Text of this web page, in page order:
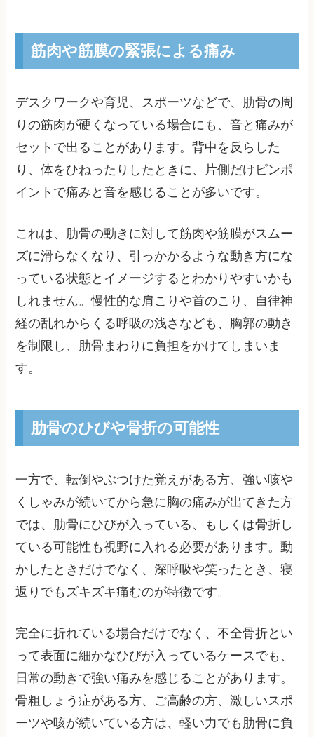
筋肉や筋膜の緊張による痛み
デスクワークや育児、スポーツなどで、肋骨の周
りの筋肉が硬くなっている場合にも、音と痛みが
セットで出ることがあります。背中を反らした
り、体をひねったりしたときに、片側だけピンポ
イントで痛みと音を感じることが多いです。
これは、肋骨の動きに対して筋肉や筋膜がスムー
ズに滑らなくなり、引っかかるような動き方にな
っている状態とイメージするとわかりやすいかも
しれません。慢性的な肩こりや首のこり、自律神
経の乱れからくる呼吸の浅さなども、胸郭の動き
を制限し、肋骨まわりに負担をかけてしまいま
す。
肋骨のひびや骨折の可能性
一方で、転倒やぶつけた覚えがある方、強い咳や
くしゃみが続いてから急に胸の痛みが出てきた方
では、肋骨にひびが入っている、もしくは骨折し
ている可能性も視野に入れる必要があります。動
かしたときだけでなく、深呼吸や笑ったとき、寝
返りでもズキズキ痛むのが特徴です。
完全に折れている場合だけでなく、不全骨折とい
って表面に細かなひびが入っているケースでも、
日常の動きで強い痛みを感じることがあります。
骨粗しょう症がある方、ご高齢の方、激しいスポ
ーツや咳が続いている方は、軽い力でも肋骨に負